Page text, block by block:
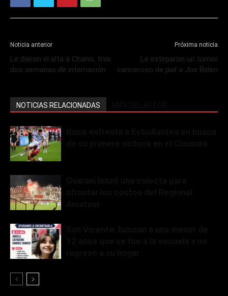
Noticia anterior
Le dieron el alta a Chano, tras
dos semanas de internación
Próxima noticia
Le extirparon un tumor
canceroso de piel a Joe Biden
NOTICIAS RELACIONADAS